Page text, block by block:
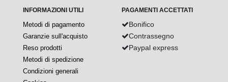
INFORMAZIONI UTILI
Metodi di pagamento
Garanzie sull'acquisto
Reso prodotti
Metodi di spedizione
Condizioni generali
PAGAMENTI ACCETTATI
Bonifico
Contrassegno
Paypal express